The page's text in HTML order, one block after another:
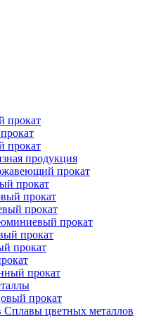
прокат
прокат
продукция
прокат
прокат
прокат
прокат
прокат
прокат
прокат
прокат
прокат
Сплавы цветных металлов